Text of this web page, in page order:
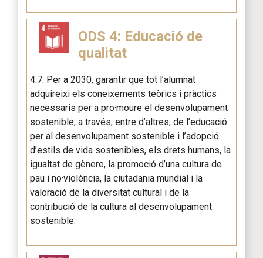
ODS 4: Educació de
qualitat
4.7: Per a 2030, garantir que tot l’alumnat
adquireixi els coneixements teòrics i pràctics
necessaris per a pro·moure el desenvolupament
sostenible, a través, entre d’altres, de l’educació
per al desenvolupament sostenible i l’adopció
d’estils de vida sostenibles, els drets humans, la
igualtat de gènere, la promoció d’una cultura de
pau i no·violència, la ciutadania mundial i la
valoració de la diversitat cultural i de la
contribució de la cultura al desenvolupament
sostenible.